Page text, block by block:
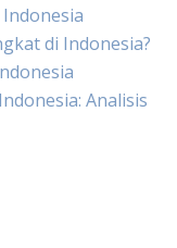
di Indonesia?
Analisis